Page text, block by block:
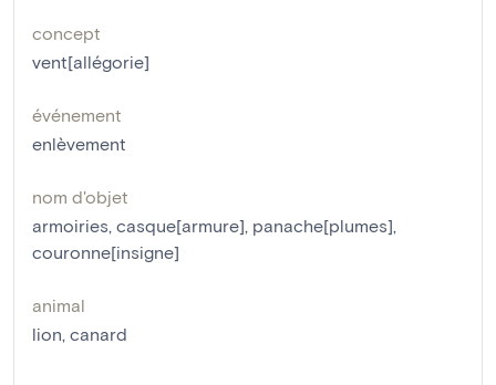
concept
vent[allégorie]
événement
enlèvement
nom d'objet
armoiries casque[armure] panache[plumes]
couronne[insigne]
animal
lion canard